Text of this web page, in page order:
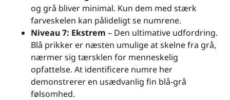
og grå bliver minimal. Kun dem med stærk
farveskelen kan pålideligt se numrene.
Niveau 7: Ekstrem – Den ultimative udfordring.
Blå prikker er næsten umulige at skelne fra grå,
nærmer sig tærsklen for menneskelig
opfattelse. At identificere numre her
demonstrerer en usædvanlig fin blå-grå
følsomhed.